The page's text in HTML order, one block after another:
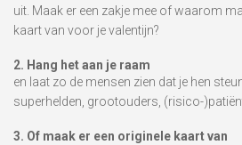
uit. Maak er een zakje mee of waarom
kaart van voor je valentijn?
2. Hang het aan je raam
en laat zo de mensen zien dat je hen
superhelden, grootouders, (risico-
3. Of maak er een originele kaart van